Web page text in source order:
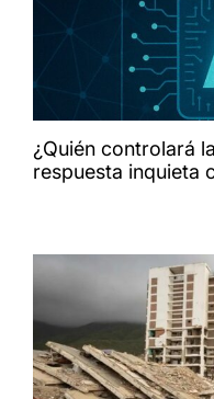
¿Quién controlará
respuesta inquieta